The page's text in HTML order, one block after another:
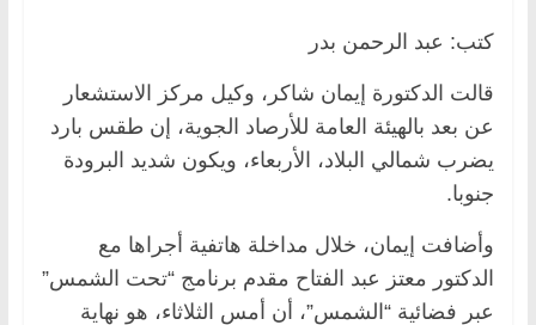
كتب: عبد الرحمن بدر
قالت الدكتورة إيمان شاكر، وكيل مركز الاستشعار
عن بعد بالهيئة العامة للأرصاد الجوية، إن طقس بارد
يضرب شمالي البلاد، الأربعاء، ويكون شديد البرودة
جنوبا.
وأضافت إيمان، خلال مداخلة هاتفية أجراها مع
الدكتور معتز عبد الفتاح مقدم برنامج “تحت الشمس”
عبر فضائية “الشمس”، أن أمس الثلاثاء، هو نهاية